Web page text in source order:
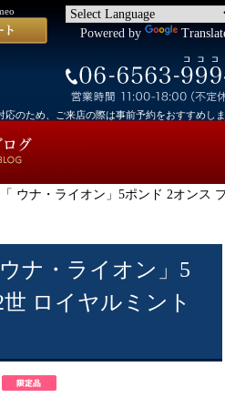
Powered by
応のため、ご来店の際は事前予約をおすすめし
ウナ・ライオン」5ポンド 2オンス
ナ・ライオン」5
ロイヤルミント